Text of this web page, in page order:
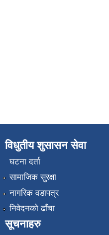
विधुतीय शुसासन सेवा
घटना दर्ता
सामाजिक सुरक्षा
नागरिक वडापत्र
निवेदनको ढाँचा
सूचनाहरु